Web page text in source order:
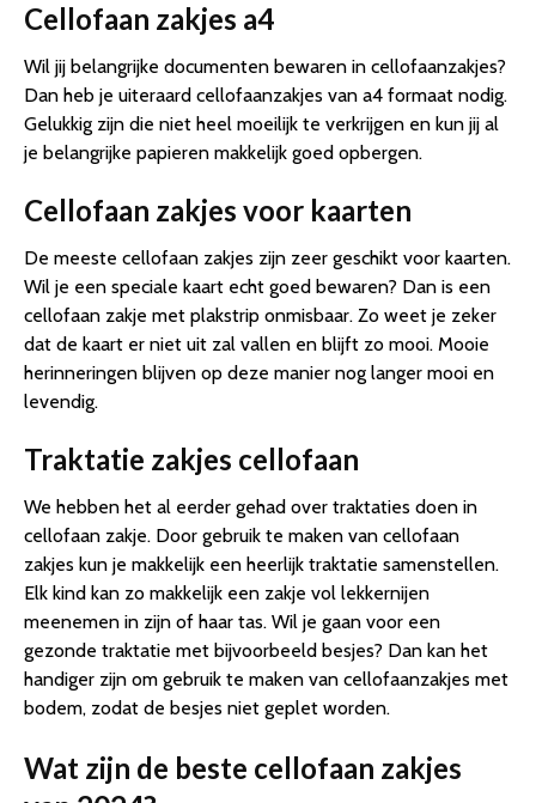
Cellofaan zakjes a4
Wil jij belangrijke documenten bewaren in cellofaanzakjes?
Dan heb je uiteraard cellofaanzakjes van a4 formaat nodig.
Gelukkig zijn die niet heel moeilijk te verkrijgen en kun jij al
je belangrijke papieren makkelijk goed opbergen.
Cellofaan zakjes voor kaarten
De meeste cellofaan zakjes zijn zeer geschikt voor kaarten.
Wil je een speciale kaart echt goed bewaren? Dan is een
cellofaan zakje met plakstrip onmisbaar. Zo weet je zeker
dat de kaart er niet uit zal vallen en blijft zo mooi. Mooie
herinneringen blijven op deze manier nog langer mooi en
levendig.
Traktatie zakjes cellofaan
We hebben het al eerder gehad over traktaties doen in
cellofaan zakje. Door gebruik te maken van cellofaan
zakjes kun je makkelijk een heerlijk traktatie samenstellen.
Elk kind kan zo makkelijk een zakje vol lekkernijen
meenemen in zijn of haar tas. Wil je gaan voor een
gezonde traktatie met bijvoorbeeld besjes? Dan kan het
handiger zijn om gebruik te maken van cellofaanzakjes met
bodem, zodat de besjes niet geplet worden.
Wat zijn de beste cellofaan zakjes